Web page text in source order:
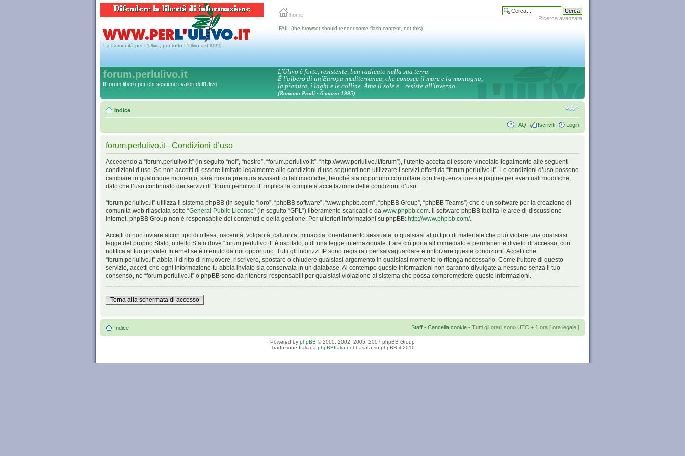
home
Ricerca avanzata
La Comunità per L'Ulivo, per tutto L'Ulivo dal 1995
FAIL (the browser should render some flash content, not this).
forum.perlulivo.it
Il forum libero per chi sostiene i valori dell'Ulivo
L'Ulivo è forte, resistente, ben radicato nella sua terra.
È l'albero di un'Europa mediterranea, che conosce il mare e la montagna,
la pianura, i laghi e le colline. Ama il sole e... resiste all'inverno.
(Romano Prodi - 6 marzo 1995)
Indice
FAQ Iscriviti Login
forum.perlulivo.it - Condizioni d’uso
Accedendo a “forum.perlulivo.it” (in seguito “noi”, “nostro”, “forum.perlulivo.it”, “http://www.perlulivo.it/forum”), l’utente accetta di essere vincolato legalmente alle seguenti
condizioni d’uso. Se non accetti di essere limitato legalmente alle condizioni d’uso seguenti non utilizzare i servizi offerti da “forum.perlulivo.it”. Le condizioni d’uso possono
cambiare in qualunque momento, sarà nostra premura avvisarti di tali modifiche, benché sia opportuno controllare con frequenza queste pagine per eventuali modifiche,
dato che l’uso continuato dei servizi di “forum.perlulivo.it” implica la completa accettazione delle condizioni d’uso.
“forum.perlulivo.it” utilizza il sistema phpBB (in seguito “loro”, “phpBB software”, “www.phpbb.com”, “phpBB Group”, “phpBB Teams”) che è un software per la creazione di
comunità web rilasciata sotto “General Public License” (in seguito “GPL”) liberamente scaricabile da www.phpbb.com. Il software phpBB facilita le aree di discussione
internet, phpBB Group non è responsabile dei contenuti e della gestione. Per ulteriori informazioni su phpBB: http://www.phpbb.com/.
Accetti di non inviare alcun tipo di offesa, oscenità, volgarità, calunnia, minaccia, orientamento sessuale, o qualsiasi altro tipo di materiale che può violare una qualsiasi
legge del proprio Stato, o dello Stato dove “forum.perlulivo.it” è ospitato, o di una legge internazionale. Fare ciò porta all’immediato e permanente divieto di accesso, con
notifica al tuo provider Internet se è ritenuto da noi opportuno. Tutti gli indirizzi IP sono registrati per salvaguardare e rinforzare queste condizioni. Accetti che
“forum.perlulivo.it” abbia il diritto di rimuovere, riscrivere, spostare o chiudere qualsiasi argomento in qualsiasi momento lo ritenga necessario. Come fruitore di questo
servizio, accetti che ogni informazione tu abbia inviato sia conservata in un database. Al contempo queste informazioni non saranno divulgate a nessuno senza il tuo
consenso, né “forum.perlulivo.it” o phpBB sono da ritenersi responsabili per qualsiasi violazione al sistema che possa compromettere queste informazioni.
Torna alla schermata di accesso
Indice Staff • Cancella cookie • Tutti gli orari sono UTC + 1 ora [ ora legale ]
Powered by phpBB © 2000, 2002, 2005, 2007 phpBB Group
Traduzione Italiana phpBBItalia.netbasata su phpBB.it 2010